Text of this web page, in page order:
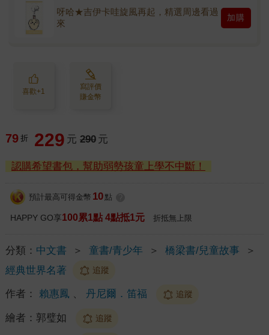
呀哈★吉伊卡哇旋風再起，精選周邊看過
來
加購
喜歡+1
寫評價
賺金幣
79 折 229 元 290 元
認購希望書包，幫助弱勢孩童上學不中斷！
預計最高可得金幣 10 點
HAPPY GO享100累1點 4點抵1元 折抵無上限
分類： 中文書 ＞ 童書/青少年 ＞ 橋梁書/兒童故事
＞
經典世界名著
追蹤
作者： 賴惠鳳 丹尼爾．笛福 追蹤
繪者： 郭璧如 追蹤